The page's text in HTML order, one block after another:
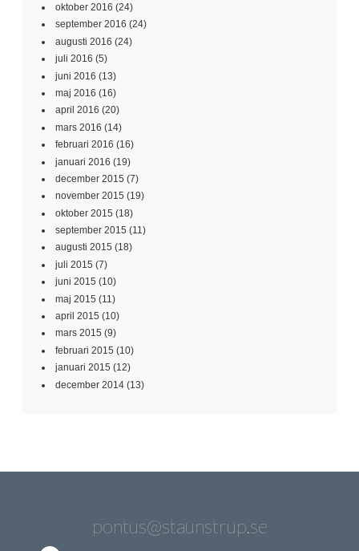
oktober 2016 (24)
september 2016 (24)
augusti 2016 (24)
juli 2016 (5)
juni 2016 (13)
maj 2016 (16)
april 2016 (20)
mars 2016 (14)
februari 2016 (16)
januari 2016 (19)
december 2015 (7)
november 2015 (19)
oktober 2015 (18)
september 2015 (11)
augusti 2015 (18)
juli 2015 (7)
juni 2015 (10)
maj 2015 (11)
april 2015 (10)
mars 2015 (9)
februari 2015 (10)
januari 2015 (12)
december 2014 (13)
pontus@staunstrup.se